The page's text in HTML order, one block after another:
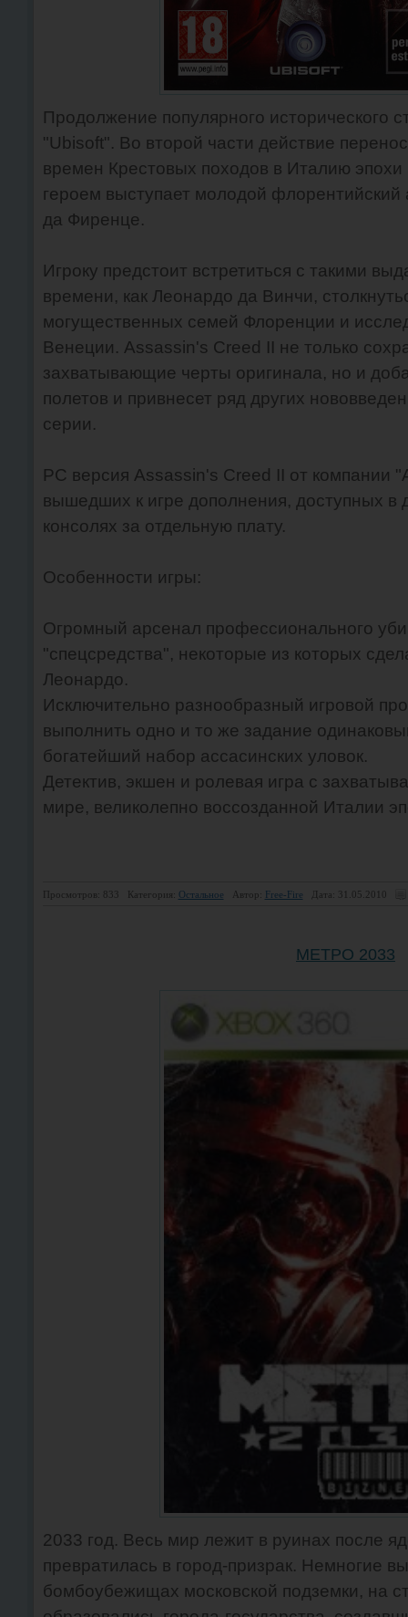
Продолжение популярного исторического
"Ubisoft". Во второй части действие
времен Крестовых походов в Италию
героем выступает молодой
да Фиренце.
Игроку предстоит встретиться с такими
времени, как Леонардо да Винчи,
могущественных семей Флоренции и
Венеции. Assassin's Creed II не только
захватывающие черты оригинала, но и
полетов и привнесет ряд других
серии.
PC версия Assassin's Creed II от компании
вышедших к игре дополнения, доступных
консолях за отдельную плату.
Особенности игры:
Огромный арсенал профессионального
"спецсредства", некоторые из которых
Леонардо.
Исключительно разнообразный игровой
выполнить одно и то же задание
богатейший набор ассасинских уловок.
Детектив, экшен и ролевая игра с
мире, великолепно воссозданной Италии
Просмотров: 833 Категория: Остальное Автор: Free-Fire Дата: 31.05.2010
МЕТРО 2033
2033 год. Весь мир лежит в руинах после
превратилась в город-призрак. Немногие
бомбоубежищах московской подземки, на